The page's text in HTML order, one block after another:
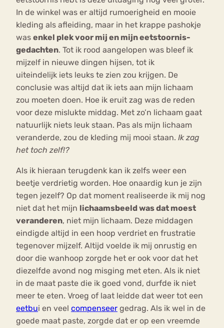
In de winkel was er altijd rumoerigheid en mooie
kleding als afleiding, maar in het krappe pashokje
was enkel plek voor mij en mijn eetstoornis-
gedachten. Tot ik rood aangelopen was bleef ik
mijzelf in nieuwe dingen hijsen, tot ik
uiteindelijk iets leuks te zien zou krijgen. De
conclusie was altijd dat ik iets aan mijn lichaam
zou moeten doen. Hoe ik eruit zag was de reden
voor deze mislukte middag. Met zo’n lichaam gaat
natuurlijk niets leuk staan. Pas als mijn lichaam
veranderde, zou de kleding mij mooi staan. Ik zag
het toch zelf!?
Als ik hieraan terugdenk kan ik zelfs weer een
beetje verdrietig worden. Hoe onaardig kun je zijn
tegen jezelf? Op dat moment realiseerde ik mij nog
niet dat het mijn lichaamsbeeld was dat moest
veranderen, niet mijn lichaam. Deze middagen
eindigde altijd in een hoop verdriet en frustratie
tegenover mijzelf. Altijd voelde ik mij onrustig en
door die wanhoop zorgde het er ook voor dat het
diezelfde avond nog misging met eten. Als ik niet
in de maat paste die ik goed vond, durfde ik niet
meer te eten. Vroeg of laat leidde dat weer tot een
eetbui en veel compenseer gedrag. Als ik wel in de
goede maat paste, zorgde dat er op een vreemde